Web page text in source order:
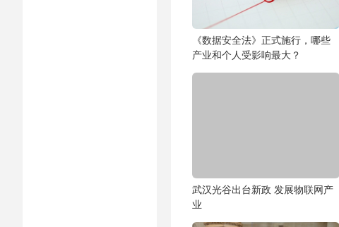
《数据安全法》正式施行，哪些
产业和个人受影响最大？
武汉光谷出台新政 发展物联网产
业